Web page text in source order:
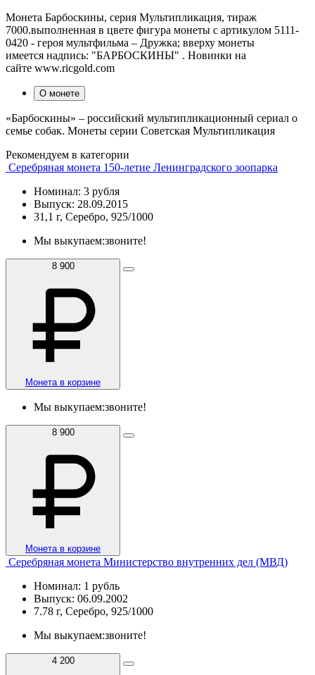
Монета Барбоскины, серия Мультипликация, тираж
7000.выполненная в цвете фигура монеты с артикулом 5111-
0420 - героя мультфильма – Дружка; вверху монеты
имеется надпись: "БАРБОСКИНЫ" . Новинки на
сайте www.ricgold.com
О монете
«Барбоскины» – российский мультипликационный сериал о
семье собак. Монеты серии Советская Мультипликация
Рекомендуем в категории
Серебряная монета 150-летие Ленинградского зоопарка
Номинал: 3 рубля
Выпуск: 28.09.2015
31,1 г, Серебро, 925/1000
Мы выкупаем:звоните!
8 900
Монета в корзине
Мы выкупаем:звоните!
8 900
Монета в корзине
Серебряная монета Министерство внутренних дел (МВД)
Номинал: 1 рубль
Выпуск: 06.09.2002
7.78 г, Серебро, 925/1000
Мы выкупаем:звоните!
4 200